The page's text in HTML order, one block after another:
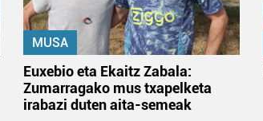
MUSA
Euxebio eta Ekaitz Zabala:
Zumarragako mus txapelketa
irabazi duten aita-semeak